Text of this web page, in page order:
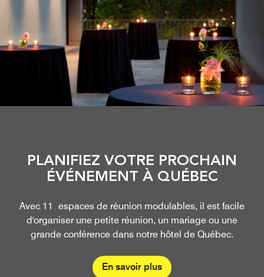
PLANIFIEZ VOTRE PROCHAIN
ÉVÉNEMENT À QUÉBEC
Avec 11 espaces de réunion modulables, il est facile
d'organiser une petite réunion, un mariage ou une
grande conférence dans notre hôtel de Québec.
En savoir plus